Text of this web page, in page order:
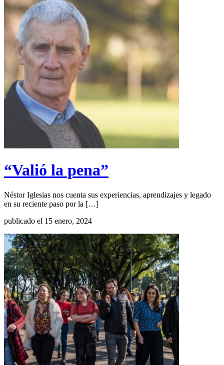
“Valió la pena”
Néstor Iglesias nos cuenta sus experiencias, aprendizajes y legado
en su reciente paso por la […]
publicado el 15 enero, 2024